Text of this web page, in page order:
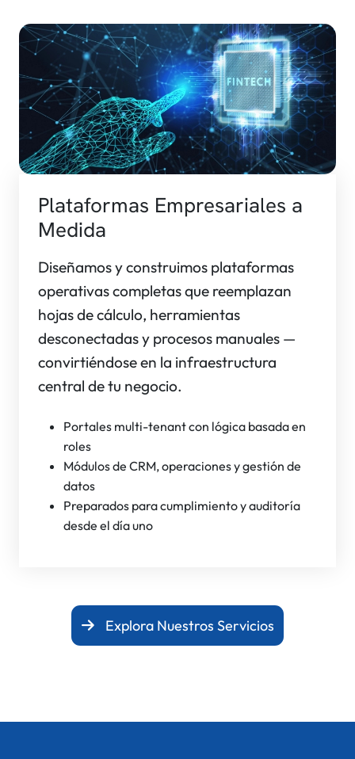
Plataformas Empresariales a
Medida
Diseñamos y construimos plataformas
operativas completas que reemplazan
hojas de cálculo, herramientas
desconectadas y procesos manuales —
convirtiéndose en la infraestructura
central de tu negocio.
Portales multi-tenant con lógica basada en
roles
Módulos de CRM, operaciones y gestión de
datos
Preparados para cumplimiento y auditoría
desde el día uno
Explora Nuestros Servicios